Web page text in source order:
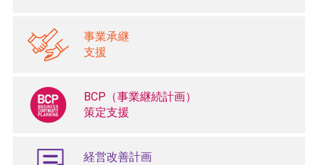
事業承継
支援
BCP（事業継続計画）
策定支援
経営改善計画